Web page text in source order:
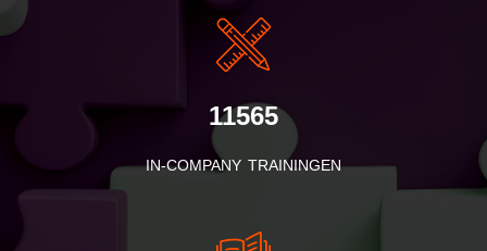
11565
IN-COMPANY TRAININGEN